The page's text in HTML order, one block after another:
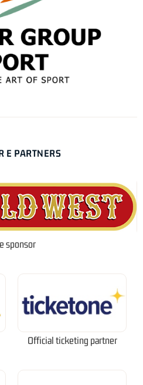
E PARTNERS
sponsor
Official ticketing partner